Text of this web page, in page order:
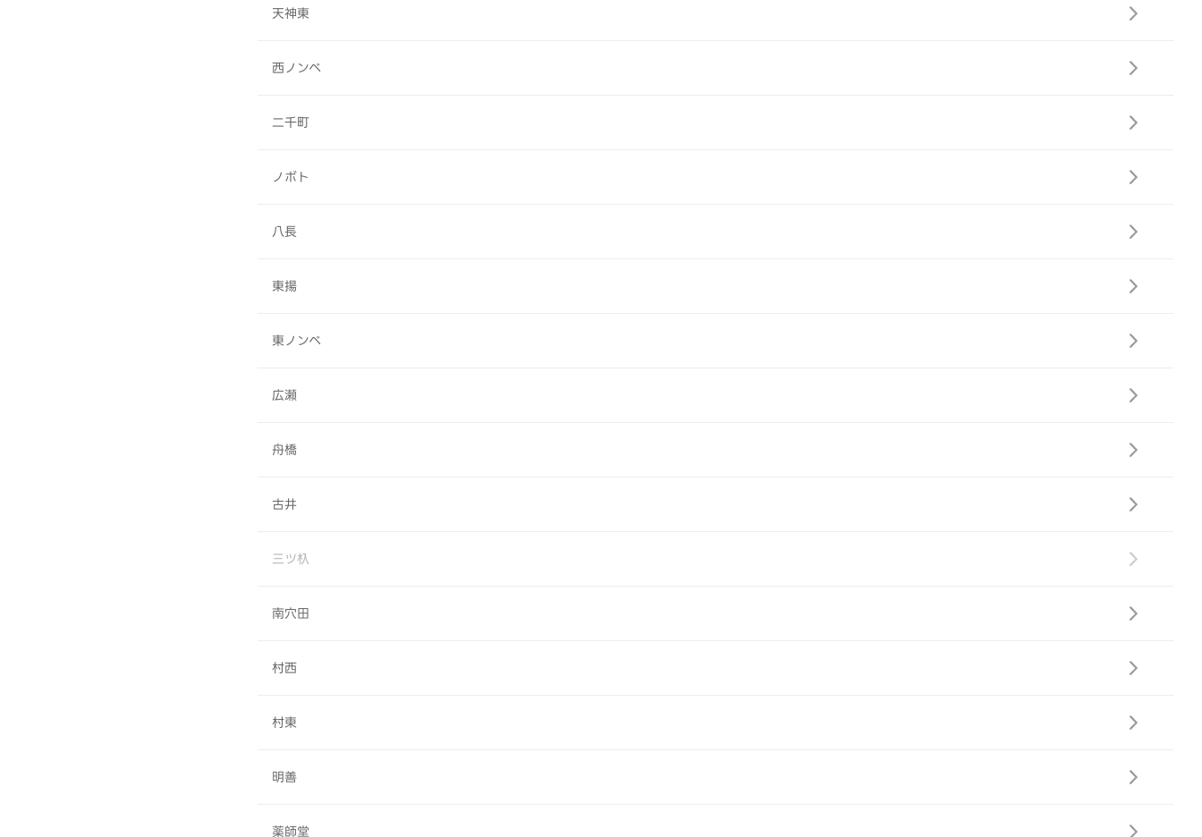
天神東
西ノンベ
二千町
ノボト
八長
東揚
東ノンベ
広瀬
舟橋
古井
三ツ杁
南穴田
村西
村東
明善
薬師堂